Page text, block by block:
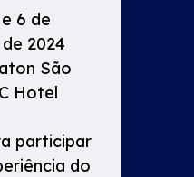
6 de
2024
São
Hotel
participar
do